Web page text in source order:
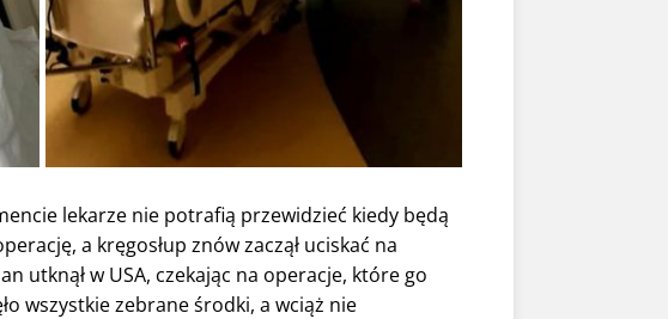
lekarze nie potrafią przewidzieć kiedy będą
a kręgosłup znów zaczął uciskać na
utknął w USA, czekając na operacje, które go
wszystkie zebrane środki, a wciąż nie